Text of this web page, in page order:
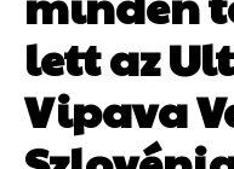
lett az
Vipava